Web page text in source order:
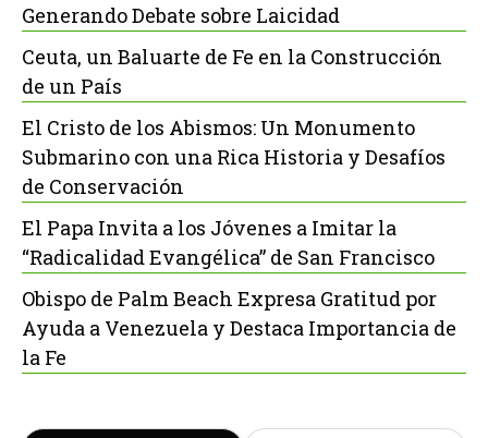
Generando Debate sobre Laicidad
Ceuta, un Baluarte de Fe en la Construcción
de un País
El Cristo de los Abismos: Un Monumento
Submarino con una Rica Historia y Desafíos
de Conservación
El Papa Invita a los Jóvenes a Imitar la
“Radicalidad Evangélica” de San Francisco
Obispo de Palm Beach Expresa Gratitud por
Ayuda a Venezuela y Destaca Importancia de
la Fe